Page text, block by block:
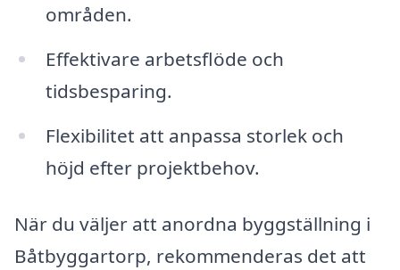
områden.
Effektivare arbetsflöde och
tidsbesparing.
Flexibilitet att anpassa storlek och
höjd efter projektbehov.
När du väljer att anordna byggställning i
Båtbyggartorp, rekommenderas det att